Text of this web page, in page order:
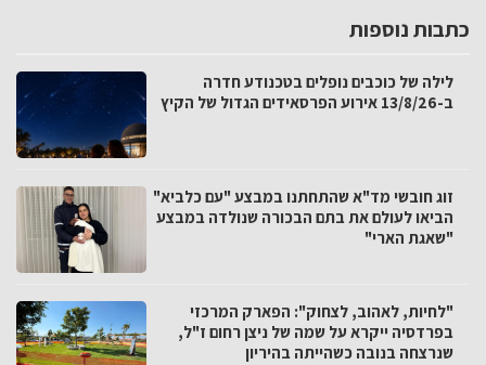
כתבות נוספות
לילה של כוכבים נופלים בטכנודע חדרה
ב-13/8/26 אירוע הפרסאידים הגדול של הקיץ
זוג חובשי מד"א שהתחתנו במבצע "עם כלביא"
הביאו לעולם את בתם הבכורה שנולדה במבצע
"שאגת הארי"
"לחיות, לאהוב, לצחוק": הפארק המרכזי
בפרדסיה ייקרא על שמה של ניצן רחום ז"ל,
שנרצחה בנובה כשהייתה בהיריון